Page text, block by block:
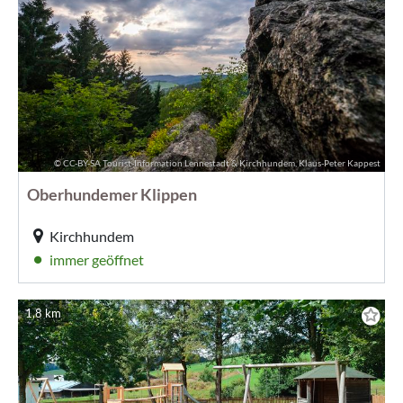
© CC-BY-SA Tourist-Information Lennestadt & Kirchhundem, Klaus-Peter Kappest
Oberhundemer Klippen
Kirchhundem
immer geöffnet
1,8 km